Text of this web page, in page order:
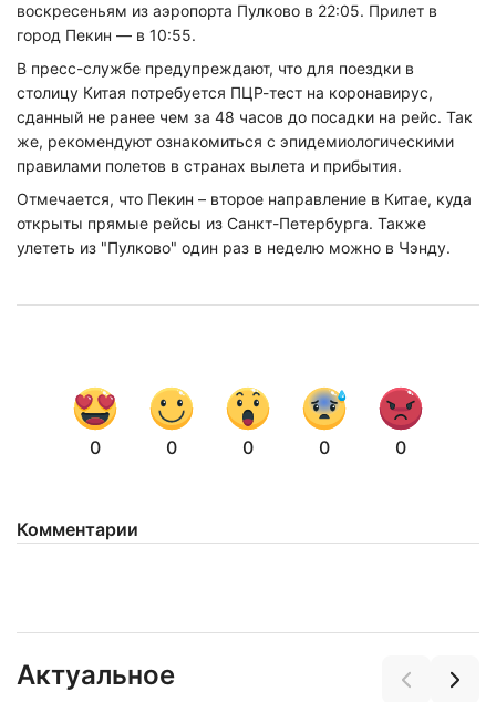
воскресеньям из аэропорта Пулково в 22:05. Прилет в
город Пекин — в 10:55.
В пресс-службе предупреждают, что для поездки в
столицу Китая потребуется ПЦР-тест на коронавирус,
сданный не ранее чем за 48 часов до посадки на рейс. Так
же, рекомендуют ознакомиться с эпидемиологическими
правилами полетов в странах вылета и прибытия.
Отмечается, что Пекин – второе направление в Китае, куда
открыты прямые рейсы из Санкт-Петербурга. Также
улететь из "Пулково" один раз в неделю можно в Чэнду.
0 0 0 0 0
Комментарии
Актуальное